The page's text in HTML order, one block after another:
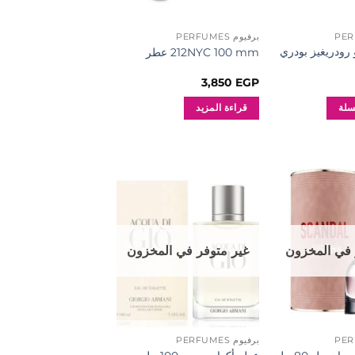
بودري
برفيوم PERFUMES
212NYC 100 mm عطر
3,850 EGP
قراءة المزيد
المفضلة
في المخزون
المفضلة
غير متوفر في المخزون
برفيوم PERFUMES